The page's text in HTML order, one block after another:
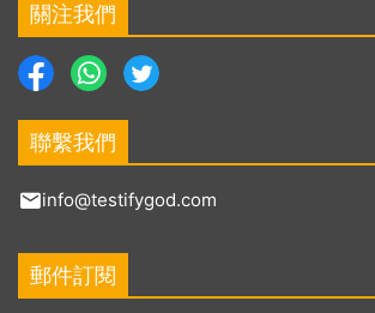
關注我們
聯繫我們
info@testifygod.com
郵件訂閱